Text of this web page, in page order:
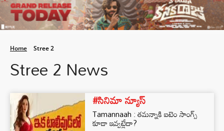
Home Stree 2
Stree 2 News
#సినిమా న్యూస్
Tamannaah : తమన్నాకి ఐటెం సాంగ్స్
కూడా ఇవ్వట్లేదా?